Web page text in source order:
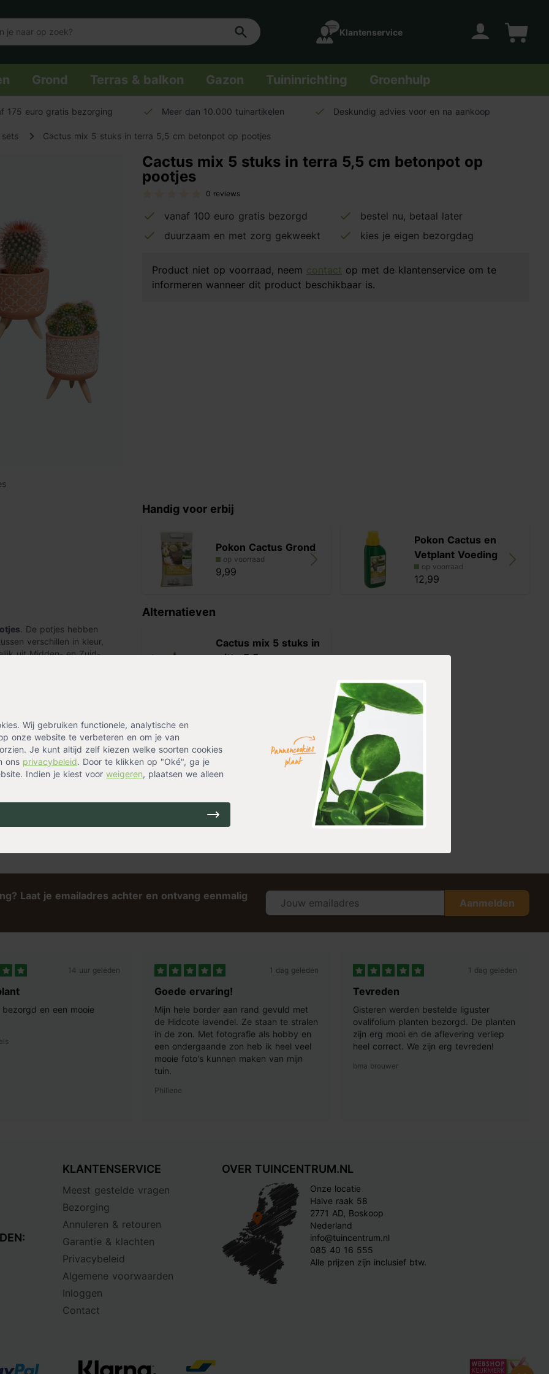
Klantenservice
Grond Terras & balkon Gazon Tuininrichting Groenhulp
Wij gebruiken functionele, analytische en
onze website te verbeteren en om je van
Je kunt altijd zelf kiezen welke soorten cookies
ons privacybeleid. Door te klikken op "Oké", ga je
Indien je kiest voor weigeren, plaatsen we alleen
175 euro gratis bezorging Meer dan 10.000 tuinartikelen Deskundig advies voor en na aankoop
Cactus mix 5 stuks in terra 5,5 cm betonpot op pootjes
Cactus mix 5 stuks in terra 5,5 cm betonpot op
pootjes
0 reviews
vanaf 100 euro gratis bezorgd
bestel nu, betaal later
duurzaam en met zorg gekweekt
kies je eigen bezorgdag
Product niet op voorraad, neem contact op met de klantenservice om te
informeren wanneer dit product beschikbaar is.
. De potjes hebben
verschillen in kleur,
uit Midden- en Zuid-
inclusief potje ligt tussen
tussen de 8 en 13 cm.
op een lichte plaats én kan
één keer per twee weken
per maand voldoende.
het
Handig voor erbij
Pokon Cactus Grond
op voorraad
9,99
Pokon Cactus en
Vetplant Voeding
op voorraad
12,99
Alternatieven
Cactus mix 5 stuks in
witte 5,5 cm
Laat je emailadres achter en ontvang eenmalig
Aanmelden
14 uur geleden
bezorgd en een mooie
1 dag geleden
Goede ervaring!
Mijn hele border aan rand gevuld met
de Hidcote lavendel. Ze staan te stralen
in de zon. Met fotografie als hobby en
een ondergaande zon heb ik heel veel
mooie foto's kunnen maken van mijn
tuin.
Philiene
1 dag geleden
Tevreden
Gisteren werden bestelde liguster
ovalifolium planten bezorgd. De planten
zijn erg mooi en de aflevering verliep
heel correct. We zijn erg tevreden!
bma brouwer
KLANTENSERVICE
Meest gestelde vragen
Bezorging
Annuleren & retouren
Garantie & klachten
Privacybeleid
Algemene voorwaarden
Inloggen
Contact
OVER TUINCENTRUM.NL
Onze locatie
Halve raak 58
2771 AD, Boskoop
Nederland
info@tuincentrum.nl
085 40 16 555
Alle prijzen zijn inclusief btw.